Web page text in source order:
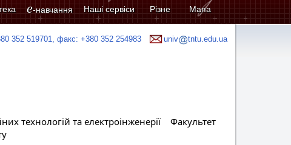
e-навчання Наші сервіси Різне Мапа
352 519701, факс: +380 352 254983 univ tntu.edu.ua
технологій та електроінженерії
Факультет